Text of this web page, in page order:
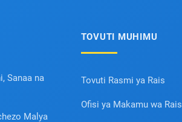
Sanaa na
Malya
TOVUTI MUHIMU
Tovuti Rasmi ya Rais
Ofisi ya Makamu wa Rais